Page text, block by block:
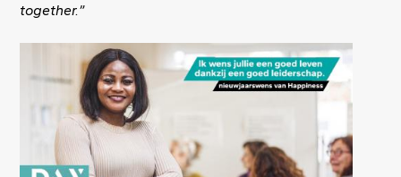
together.”
Image